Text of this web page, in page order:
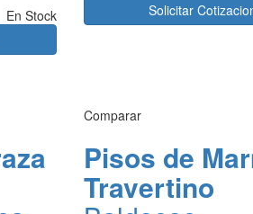
En Stock
Solicitar
Comparar
Pisos de
Travertino